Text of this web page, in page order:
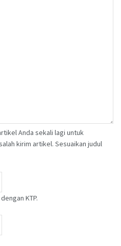
Anda sekali lagi untuk
kirim artikel. Sesuaikan judul
KTP.